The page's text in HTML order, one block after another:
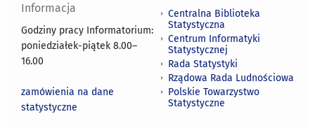
Informacja
Godziny pracy Informatorium:
poniedziałek-piątek 8.00–
16.00
zamówienia na dane
statystyczne
Centralna Biblioteka
Statystyczna
Centrum Informatyki
Statystycznej
Rada Statystyki
Rządowa Rada Ludnościowa
Polskie Towarzystwo
Statystyczne